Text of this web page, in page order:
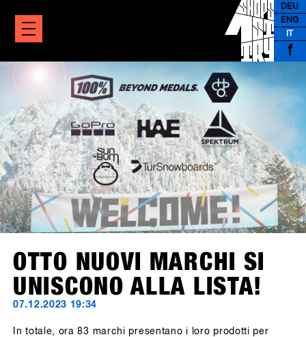
DEU
ENG
f
OTTO NUOVI MARCHI SI
UNISCONO ALLA LISTA!
07.12.2023 19:34
In totale, ora 83 marchi presentano i loro prodotti per